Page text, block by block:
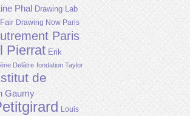
Phal Drawing Lab
Drawing Now Paris
Paris
Pierrat Erik
Delâtre fondation Taylor
de
Gaumy
Louis